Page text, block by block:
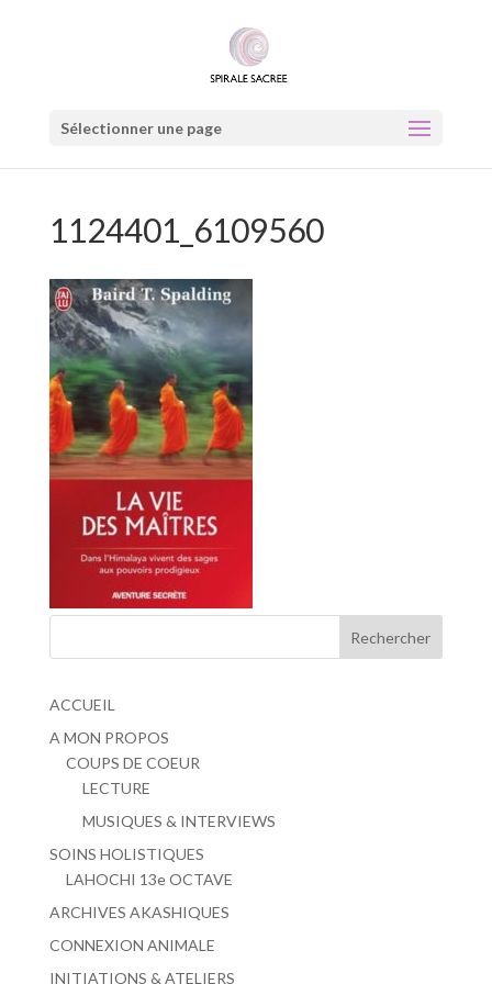
Sélectionner une page
1124401_6109560
ACCUEIL
A MON PROPOS
COUPS DE COEUR
LECTURE
MUSIQUES & INTERVIEWS
SOINS HOLISTIQUES
LAHOCHI 13e OCTAVE
ARCHIVES AKASHIQUES
CONNEXION ANIMALE
INITIATIONS & ATELIERS